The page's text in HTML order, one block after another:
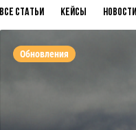
Все статьи Кейсы Новости
Обновления